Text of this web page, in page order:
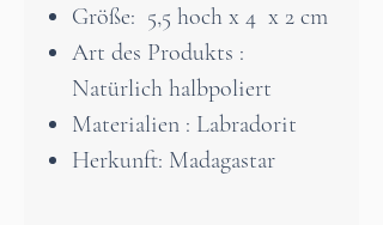
Größe: 5,5 hoch x 4 x 2 cm
Art des Produkts :
Natürlich halbpoliert
Materialien : Labradorit
Herkunft: Madagastar